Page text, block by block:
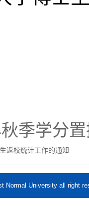
季学分
返校统计工作的通知
Normal University all